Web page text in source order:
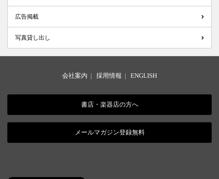
広告掲載
写真貸し出し
会社案内 | 採用情報 | ENGLISH
書店・楽器店の方へ
メールマガジン登録無料